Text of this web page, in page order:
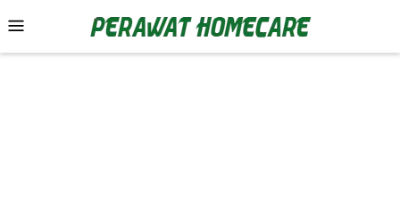
to
content
Mobile
Menu